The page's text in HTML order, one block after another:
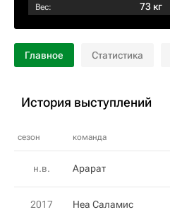
Вес: 73 кг
Главное Статистика
История выступлений
сезон команда
н.в. Арарат
2017 Неа Саламис